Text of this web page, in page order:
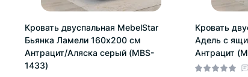
Кровать двуспальная MebelStar
Бьянка Ламели 160x200 см
Антрацит/Аляска серый (MBS-
1433)
Кровать
Адель с
Антрацит